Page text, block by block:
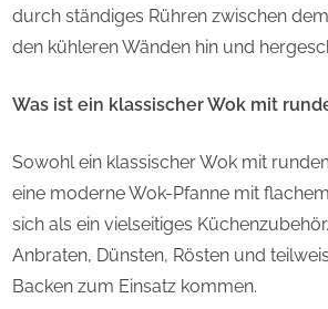
durch ständiges Rühren zwischen
den kühleren Wänden hin und
Was ist ein klassischer Wok mit
Sowohl ein klassischer Wok mit
eine moderne Wok-Pfanne mit
sich als ein vielseitiges
Anbraten, Dünsten, Rösten und
Backen zum Einsatz kommen.